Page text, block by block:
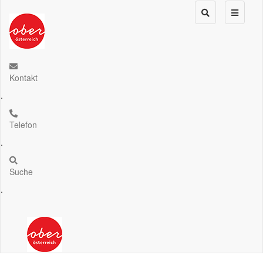
Kontakt
.
Telefon
.
Suche
.